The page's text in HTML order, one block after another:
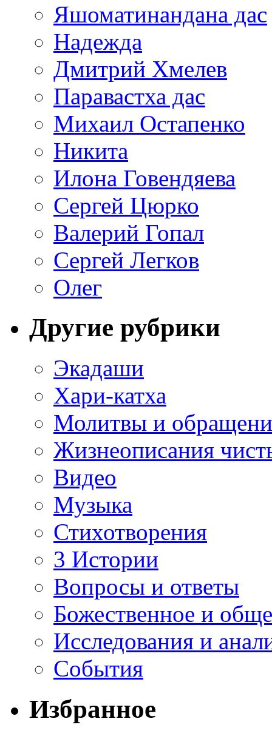
Яшоматинандана дас
Надежда
Дмитрий Хмелев
Паравастха дас
Михаил Остапенко
Никита
Илона Говендяева
Сергей Цюрко
Валерий Гопал
Сергей Легков
Олег
Другие рубрики
Экадаши
Хари-катха
Молитвы и
Жизнеописания
Видео
Музыка
Стихотворения
3 Истории
Вопросы и ответы
Божественное и
Исследования и
События
Избранное